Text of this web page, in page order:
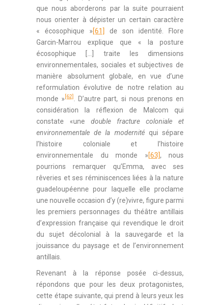
que nous aborderons par la suite pourraient
nous orienter à dépister un certain caractère
« écosophique »[61]
de son identité. Flore
Garcin-Marrou explique que « la posture
écosophique […] traite les dimensions
environnementales, sociales et subjectives de
manière absolument globale, en vue d’une
reformulation évolutive de notre relation au
monde » [62] . D’autre part, si nous prenons en
considération la réflexion de Malcom qui
constate «une double fracture coloniale et
environnementale de la modernité qui sépare
l’histoire coloniale et l’histoire
environnementale du monde »[63], nous
pourrions remarquer qu’Emma, avec ses
rêveries et ses réminiscences liées à la nature
guadeloupéenne pour laquelle elle proclame
une nouvelle occasion d’y (re)vivre, figure parmi
les premiers personnages du théâtre antillais
d’expression française qui revendique le droit
du sujet décolonial à la sauvegarde et la
jouissance du paysage et de l’environnement
antillais.
Revenant à la réponse posée ci-dessus,
répondons que pour les deux protagonistes,
cette étape suivante, qui prend à leurs yeux les